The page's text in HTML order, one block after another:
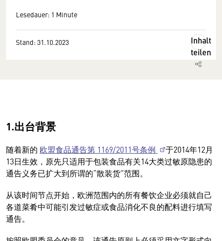
Lesedauer: 1 Minute
Stand: 31.10.2023
Inhalt
teilen
1.出台背景
随着新的 欧盟食品通告第 1169/2011号条例
于2014年12月
13日生效，原先只适用于包装食品有关14大类过敏原隐患的
通告义务已扩大到所谓的“散装货”范围。
从该时间节点开始，欧洲范围内的所有餐饮企业必须就自己
各道菜肴中可能引发过敏症或食品消化不良的配料进行填写
通告。